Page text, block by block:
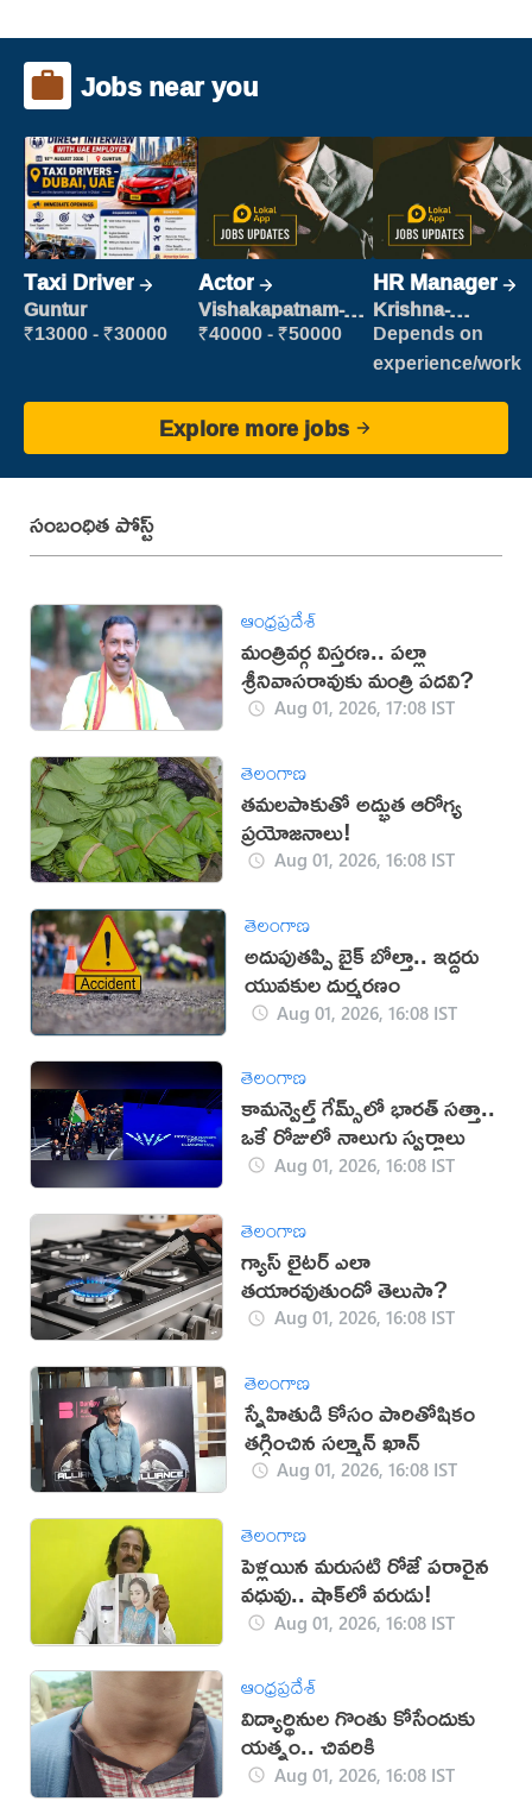
Jobs near you
Taxi Driver
Guntur
₹13000 - ₹30000
Actor
Vishakapatnam-
new
₹40000 - ₹50000
HR Manager
Krishna-
vijayawada
Depends on
experience/work
Explore more jobs
సంబంధిత పోస్ట్
ఆంధ్రప్రదేశ్
మంత్రివర్గ విస్తరణ.. పల్లా
శ్రీనివాసరావుకు మంత్రి పదవి?
Aug 01, 2026, 17:08 IST
తెలంగాణ
తమలపాకుతో అద్భుత ఆరోగ్య
ప్రయోజనాలు!
Aug 01, 2026, 16:08 IST
తెలంగాణ
అదుపుతప్పి బైక్ బోల్తా.. ఇద్దరు
యువకుల దుర్మరణం
Aug 01, 2026, 16:08 IST
తెలంగాణ
కామన్వెల్త్ గేమ్స్‌లో భారత్‌ సత్తా..
ఒకే రోజులో నాలుగు స్వర్ణాలు
Aug 01, 2026, 16:08 IST
తెలంగాణ
గ్యాస్ లైటర్ ఎలా
తయారవుతుందో తెలుసా?
Aug 01, 2026, 16:08 IST
తెలంగాణ
స్నేహితుడి కోసం పారితోషికం
తగ్గించిన సల్మాన్ ఖాన్
Aug 01, 2026, 16:08 IST
తెలంగాణ
పెళ్లయిన మరుసటి రోజే పరారైన
వధువు.. షాక్‌లో వరుడు!
Aug 01, 2026, 16:08 IST
ఆంధ్రప్రదేశ్
విద్యార్థినుల గొంతు కోసేందుకు
యత్నం.. చివరికి
Aug 01, 2026, 16:08 IST